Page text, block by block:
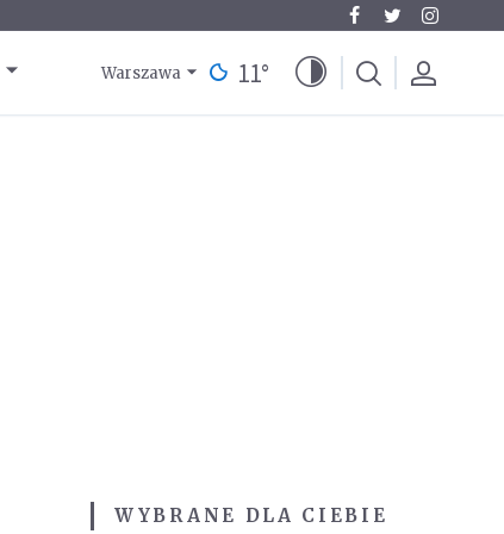
Warszawa 11°
WYBRANE DLA CIEBIE